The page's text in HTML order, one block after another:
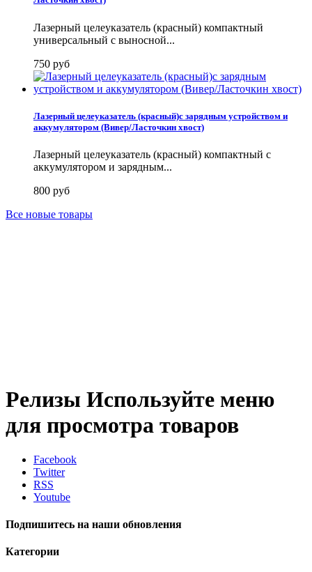
Лазерный целеуказатель (красный) компактный
универсальный с выносной...
750 руб
Лазерный целеуказатель (красный)с зарядным устройством и
аккумулятором (Вивер/Ласточкин хвост)
Лазерный целеуказатель (красный) компактный с
аккумулятором и зарядным...
800 руб
Все новые товары
Релизы Используйте меню
для просмотра товаров
Facebook
Twitter
RSS
Youtube
Подпишитесь на наши обновления
Категории